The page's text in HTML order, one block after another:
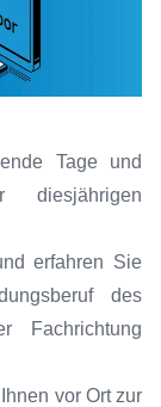
diesjährigen
erfahren Sie
des
Fachrichtung
vor Ort zur